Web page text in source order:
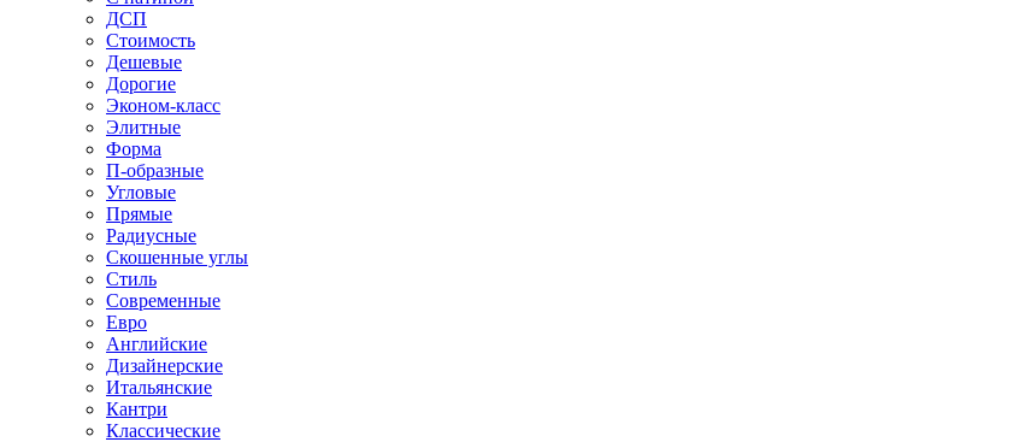
ДСП
Стоимость
Дешевые
Дорогие
Эконом-класс
Элитные
Форма
П-образные
Угловые
Прямые
Радиусные
Скошенные углы
Стиль
Современные
Евро
Английские
Дизайнерские
Итальянские
Кантри
Классические